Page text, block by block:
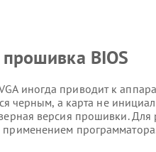
BIOS
иногда приводит к
черным, а карта не
версия прошивки.